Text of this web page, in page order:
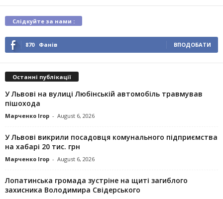
Слідкуйте за нами :
870 Фанів ВПОДОБАТИ
Останні публікації
У Львові на вулиці Любінській автомобіль травмував
пішохода
Марченко Ігор - August 6, 2026
У Львові викрили посадовця комунального підприємства
на хабарі 20 тис. грн
Марченко Ігор - August 6, 2026
Лопатинська громада зустріне на щиті загиблого
захисника Володимира Свідерського